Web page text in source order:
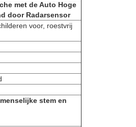
met de Auto Hoge
door Radarsensor
voor, roestvrij
stem en